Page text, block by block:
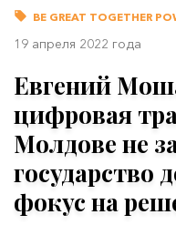
BE GREAT TOGETHER
19 апреля 2022 года
Евгений
цифровая
Молдове не
государство
фокус на